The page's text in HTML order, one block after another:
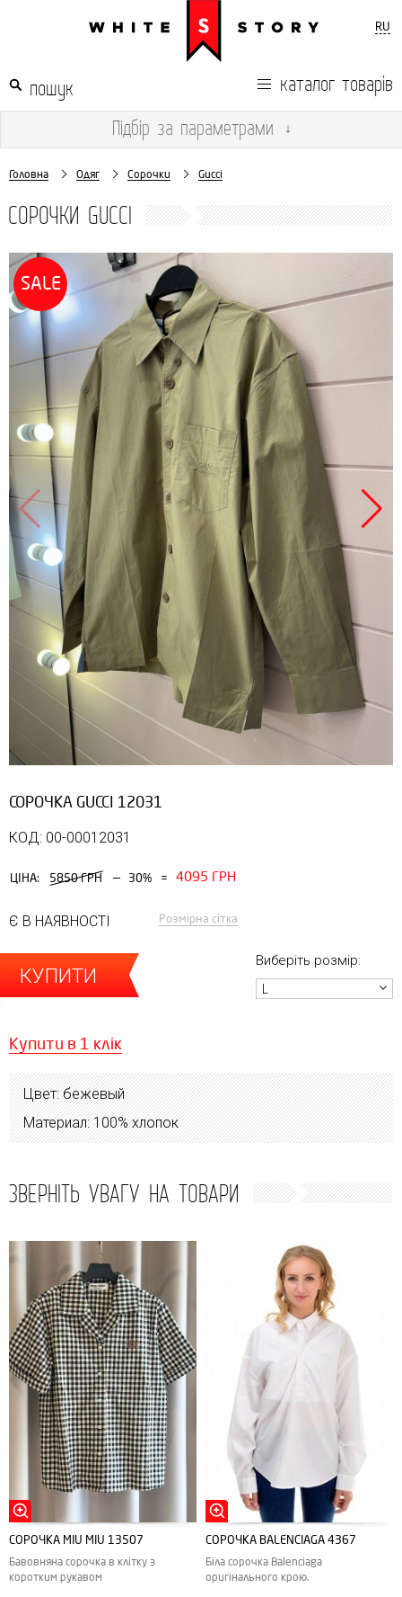
RU
каталог товарів
Підбір за параметрами ↓
Головна Одяг Сорочки Gucci
СОРОЧКИ GUCCI
SALE
СОРОЧКА GUCCI 12031
КОД: 00-00012031
ЦІНА: 5850 ГРН — 30% = 4095 ГРН
Є В НАЯВНОСТІ Розмірна сітка
КУПИТИ
Виберіть розмір:
L
Купити в 1 клік
Цвет: бежевый
Материал: 100% хлопок
ЗВЕРНІТЬ УВАГУ НА ТОВАРИ
СОРОЧКА MIU MIU 13507
Бавовняна сорочка в клітку з
коротким рукавом
СОРОЧКА BALENCIAGA 4367
Біла сорочка Balenciaga
оригінального крою.